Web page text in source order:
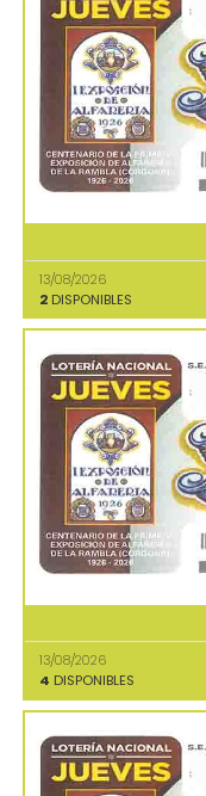
13/08/2026
2 DISPONIBLES
13/08/2026
4 DISPONIBLES